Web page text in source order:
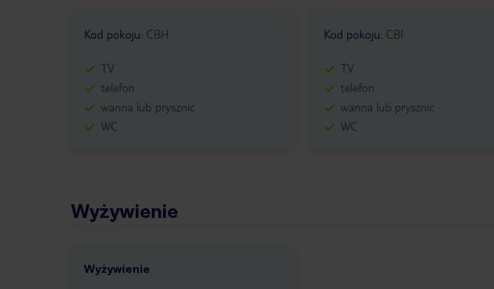
Kod pokoju: CBH
TV
telefon
wanna lub prysznic
WC
Kod pokoju: CBI
TV
telefon
wanna lub prysznic
WC
Wyżywienie
Wyżywienie